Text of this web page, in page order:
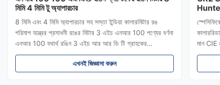
মিমি 4 মিমি টু অ্যাপারচার
8 মিমি এবং 4 মিমি অ্যাপারচার সহ সস্তা ইন্ডিয়া কালারমিটার রঙ
পরিমাপ যন্ত্রের প্রসাধনী রঙের মিটার 3 এইচ এনআর 100 পণ্যের বর্ণনা
এনআর 100 যথার্থ রঙিন 3 এইচ আর আর ডি টি গ্রাহকের
প্রয়োজনগুলিতে মনোনিবেশ করে এবং একটি উচ্চ নির্ভুলতা এবং কম দামের
পোর্টেবল রঙিনমিটার এনআর 100 উন্নত করে।বেশিরভাগ নমুনা
এখনই জিজ্ঞাসা করুন
মান CIE